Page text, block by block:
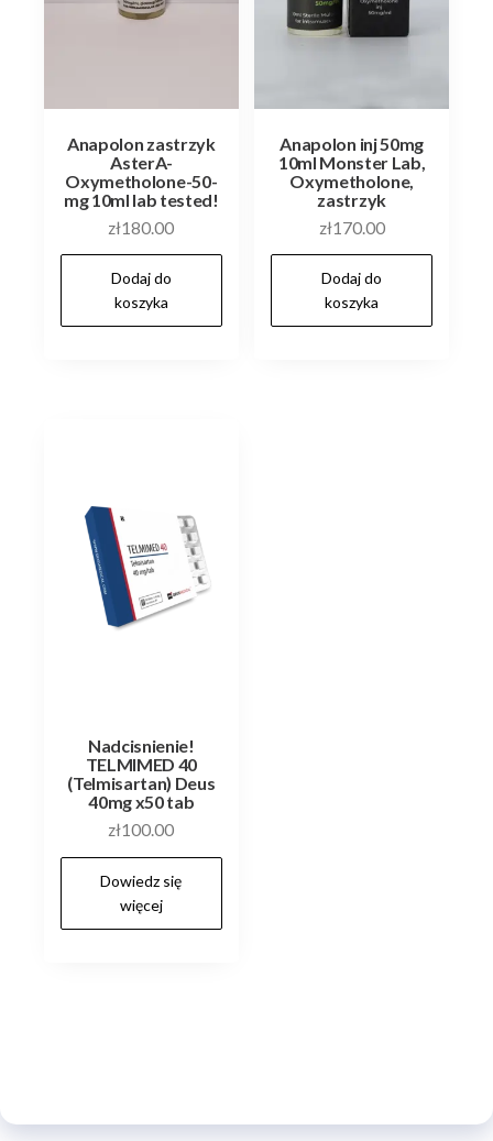
Anapolon zastrzyk
AsterA-
Oxymetholone-50-
mg 10ml lab tested!
zł180.00
Dodaj do
koszyka
Anapolon inj 50mg
10ml Monster Lab,
Oxymetholone,
zastrzyk
zł170.00
Dodaj do
koszyka
Nadcisnienie!
TELMIMED 40
(Telmisartan) Deus
40mg x50 tab
zł100.00
Dowiedz się
więcej